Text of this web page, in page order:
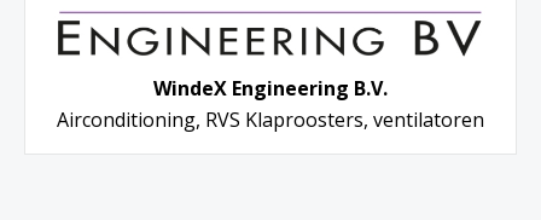
WindeX Engineering B.V.
Airconditioning, RVS Klaproosters, ventilatoren